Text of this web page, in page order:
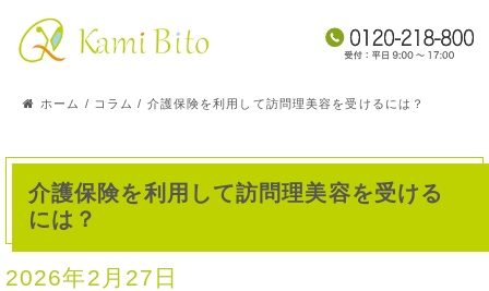
ホーム / コラム / 介護保険を利用して訪問理美容を受けるには？
介護保険を利用して訪問理美容を受ける
には？
2026年2月27日